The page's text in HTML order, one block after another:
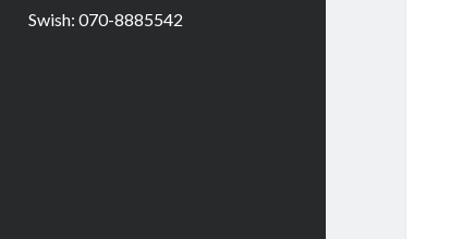
Swish: 070-8885542